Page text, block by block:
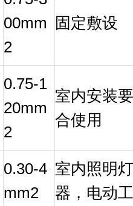
00mm
2
固定敷设
0.75-1
20mm
2
室内安装
合使用
0.30-4
mm2
室内照明
器，电动